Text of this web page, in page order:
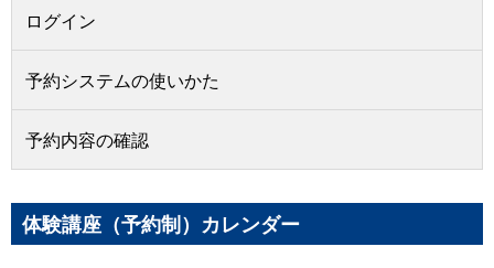
ログイン
予約システムの使いかた
予約内容の確認
体験講座（予約制）カレンダー